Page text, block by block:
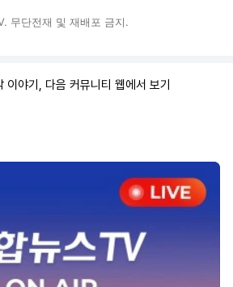
무단전재 및 재배포 금지.
이야기, 다음 커뮤니티 웹에서 보기